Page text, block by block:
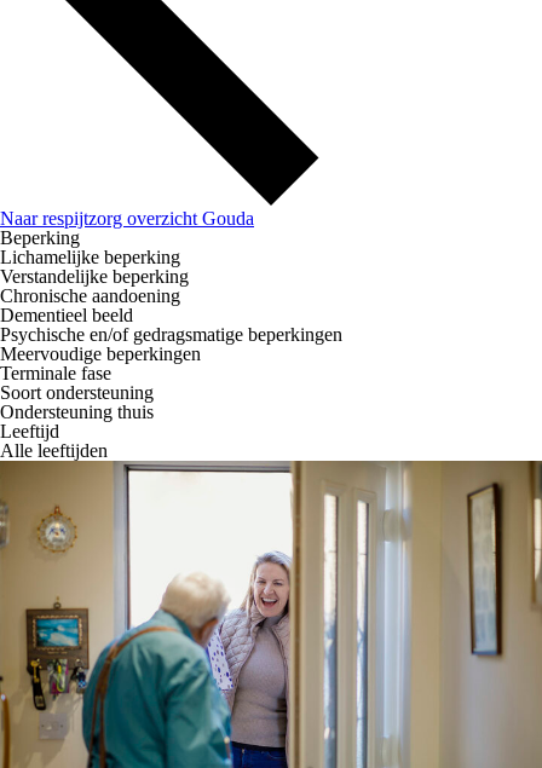
Naar respijtzorg overzicht Gouda
Beperking
Lichamelijke beperking
Verstandelijke beperking
Chronische aandoening
Dementieel beeld
Psychische en/of gedragsmatige beperkingen
Meervoudige beperkingen
Terminale fase
Soort ondersteuning
Ondersteuning thuis
Leeftijd
Alle leeftijden